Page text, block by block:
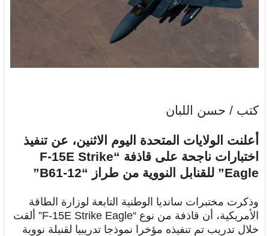
كتب / حسن اللبان
أعلنت الولايات المتحدة اليوم الاثنين، عن تنفيذ
اختبارات ناجحة على قاذفة “F-15E Strike
Eagle” للقنابل النووية من طراز “B61-12”
وذكرت مختبرات سانديا الوطنية التابعة لوزارة الطاقة
الأمريكية، أن قاذفة من نوع “F-15E Strike Eagle” ألقت
خلال تدريب تم تنفيذه مؤخرا نموذجا تدريبيا لقنبلة نووية